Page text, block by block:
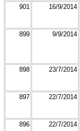
901 16/9/2014
899 9/9/2014
898 23/7/2014
897 22/7/2014
896 22/7/2014